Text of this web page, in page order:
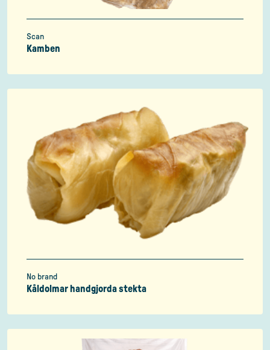
Scan
Kamben
No brand
Kåldolmar handgjorda stekta